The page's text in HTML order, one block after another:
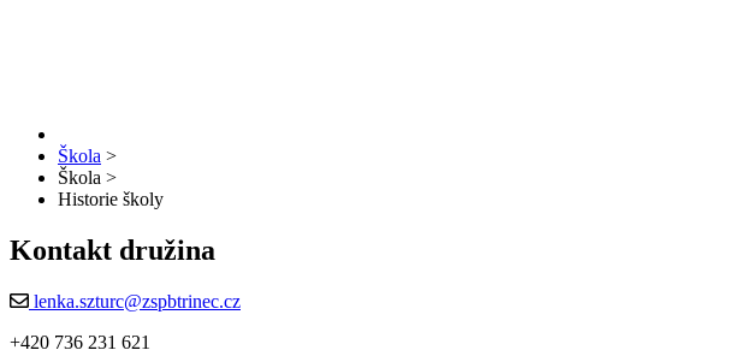
Škola >
Škola >
Historie školy
Kontakt družina
lenka.szturc@zspbtrinec.cz
+420 736 231 621